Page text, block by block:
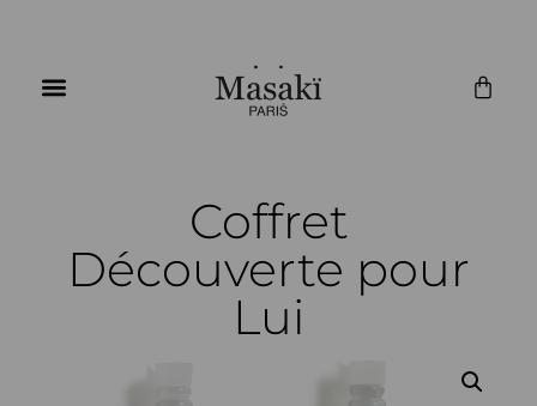
Coffret
Découverte pour
Lui